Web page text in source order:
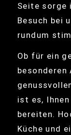
Seite sorge
Besuch bei
rundum
Ob für ein
besonderen
ist es,
bereiten.
Küche und